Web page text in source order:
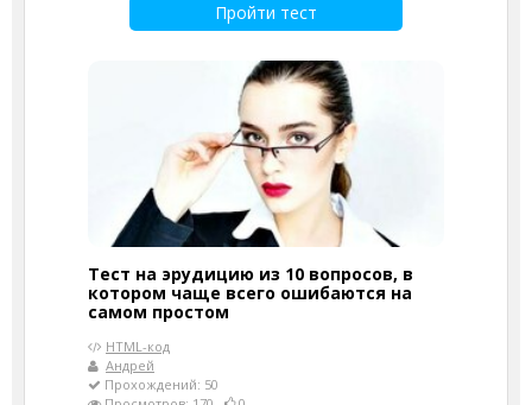
Пройти тест
Тест на эрудицию из 10 вопросов, в
котором чаще всего ошибаются на
самом простом
HTML-код
Андрей
Прохождений: 50